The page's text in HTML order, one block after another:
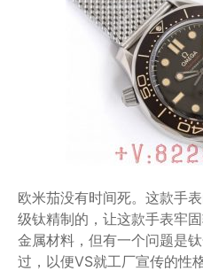
欧米茄没有时间死。这款手
级钛精制的，让这款手表牢
金属材料，但有一个问题是
过，以便VS就工厂宣传的性